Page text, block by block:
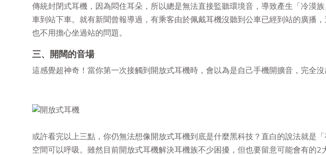
傳統封閉式耳機，因為悶住耳朵，所以總是無法直接監聽環境音，導致產生「冷漠
車到站下車。就有新聞曾報導過，有乘客由於佩戴耳機沒聽到公車已經到站的廣播
也不用擔心坐過站的問題。
三、開闊的音場
這感覺超神奇！當你第一次接觸到開放式耳機時，會以為是自己手機開擴音，完全
或許看完以上三點，你仍無法想像開放式耳機到底是什麼黑科技？直白的說法就是
空間可以呼吸。雖然目前開放式耳機解決耳機族不少困擾，但也要留意可能會有的2